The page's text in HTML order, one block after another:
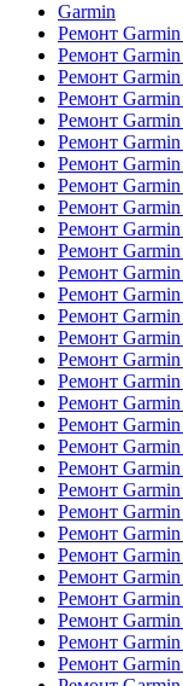
Garmin
Ремонт
Ремонт
Ремонт
Ремонт
Ремонт
Ремонт
Ремонт
Ремонт
Ремонт
Ремонт
Ремонт
Ремонт
Ремонт
Ремонт
Ремонт
Ремонт
Ремонт
Ремонт
Ремонт
Ремонт
Ремонт
Ремонт
Ремонт
Ремонт
Ремонт
Ремонт
Ремонт
Ремонт
Ремонт
Ремонт